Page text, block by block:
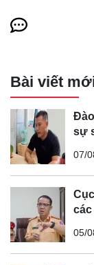
TP Hà Nội) giải
Bài viết
sự
07/
05/